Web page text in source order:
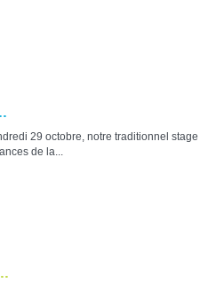
29 octobre, notre traditionnel stage
de la...